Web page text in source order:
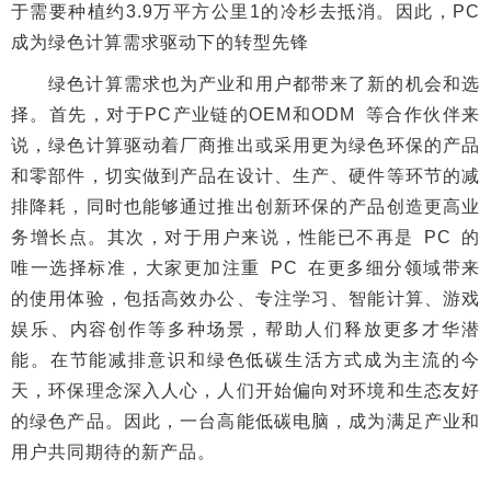
于需要种植约3.9万平方公里1的冷杉去抵消。因此，PC
成为绿色计算需求驱动下的转型先锋
绿色计算需求也为产业和用户都带来了新的机会和选
择。首先，对于PC产业链的OEM和ODM 等合作伙伴来
说，绿色计算驱动着厂商推出或采用更为绿色环保的产品
和零部件，切实做到产品在设计、生产、硬件等环节的减
排降耗，同时也能够通过推出创新环保的产品创造更高业
务增长点。其次，对于用户来说，性能已不再是 PC 的
唯一选择标准，大家更加注重 PC 在更多细分领域带来
的使用体验，包括高效办公、专注学习、智能计算、游戏
娱乐、内容创作等多种场景，帮助人们释放更多才华潜
能。在节能减排意识和绿色低碳生活方式成为主流的今
天，环保理念深入人心，人们开始偏向对环境和生态友好
的绿色产品。因此，一台高能低碳电脑，成为满足产业和
用户共同期待的新产品。